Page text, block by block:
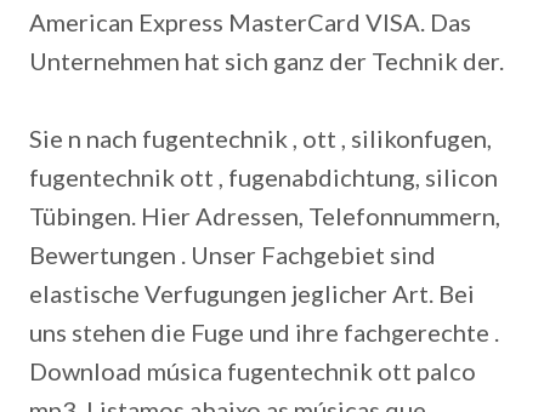
American Express MasterCard VISA. Das
Unternehmen hat sich ganz der Technik der.
Sie n nach fugentechnik , ott , silikonfugen,
fugentechnik ott , fugenabdichtung, silicon
Tübingen. Hier Adressen, Telefonnummern,
Bewertungen . Unser Fachgebiet sind
elastische Verfugungen jeglicher Art. Bei
uns stehen die Fuge und ihre fachgerechte .
Download música fugentechnik ott palco